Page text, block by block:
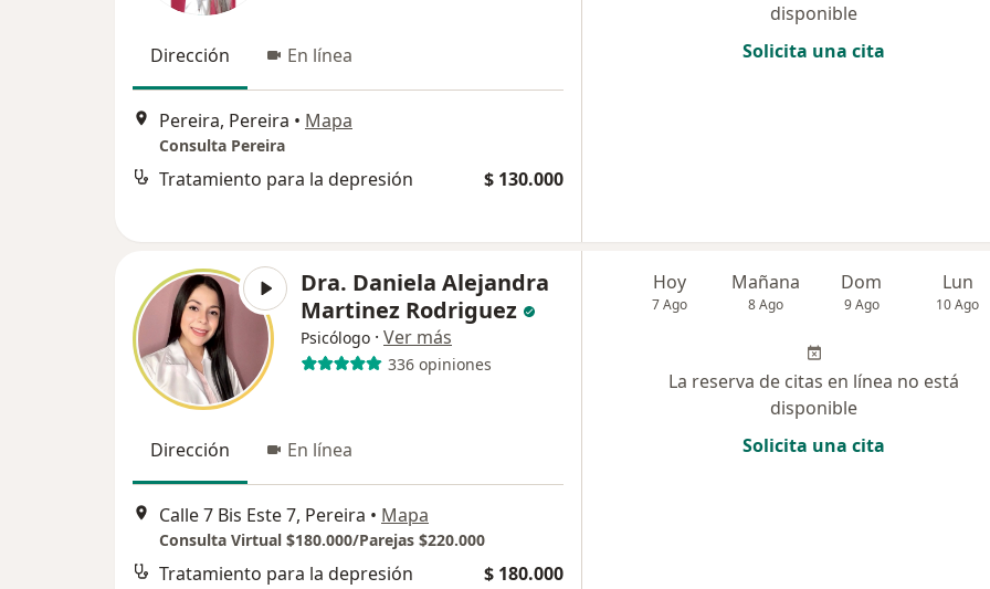
Dirección En línea
Pereira, Pereira • Mapa
Consulta Pereira
Tratamiento para la depresión $ 130.000
disponible
Solicita una cita
Dra. Daniela Alejandra
Martinez Rodriguez
Psicólogo · Ver más
336 opiniones
Dirección En línea
Calle 7 Bis Este 7, Pereira • Mapa
Consulta Virtual $180.000/Parejas $220.000
Tratamiento para la depresión $ 180.000
Hoy
7 Ago
Mañana
8 Ago
Dom
9 Ago
Lun
10 Ago
La reserva de citas en línea no está
disponible
Solicita una cita